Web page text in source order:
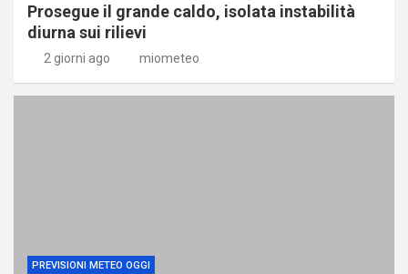
Prosegue il grande caldo, isolata instabilità
diurna sui rilievi
2 giorni ago miometeo
PREVISIONI METEO OGGI